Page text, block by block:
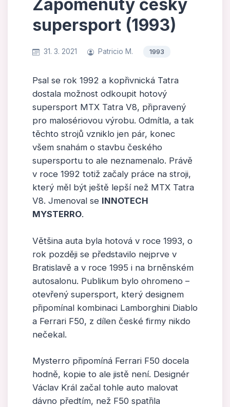
Zapomenutý český
supersport (1993)
31. 3. 2021 Patricio M. 1993
Psal se rok 1992 a kopřivnická Tatra
dostala možnost odkoupit hotový
supersport MTX Tatra V8, připravený
pro malosériovou výrobu. Odmítla, a tak
těchto strojů vzniklo jen pár, konec
všem snahám o stavbu českého
supersportu to ale neznamenalo. Právě
v roce 1992 totiž začaly práce na stroji,
který měl být ještě lepší než MTX Tatra
V8. Jmenoval se INNOTECH
MYSTERRO.
Většina auta byla hotová v roce 1993, o
rok později se představilo nejprve v
Bratislavě a v roce 1995 i na brněnském
autosalonu. Publikum bylo ohromeno –
otevřený supersport, který designem
připomínal kombinaci Lamborghini Diablo
a Ferrari F50, z dílen české firmy nikdo
nečekal.
Mysterro připomíná Ferrari F50 docela
hodně, kopie to ale jistě není. Designér
Václav Král začal tohle auto malovat
dávno předtím, než F50 spatřila